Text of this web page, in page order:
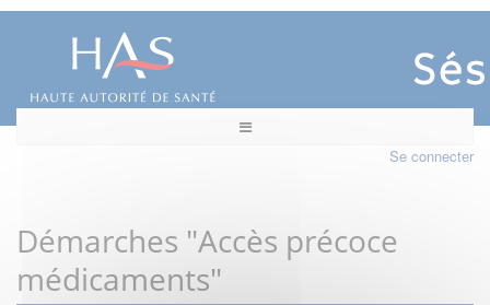
Se connecter
Démarches "Accès précoce
médicaments"